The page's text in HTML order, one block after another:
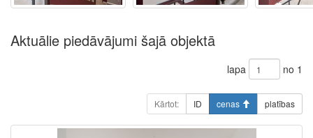
Aktuālie piedāvājumi šajā objektā
lapa no 1
Kārtot: ID cenas platības